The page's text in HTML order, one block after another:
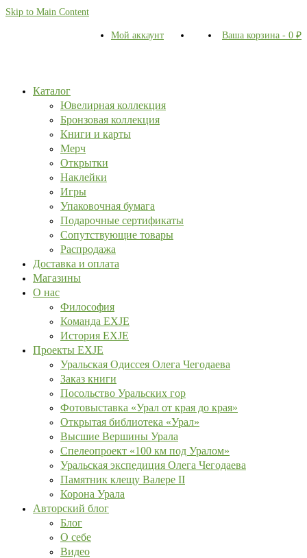
Skip to Main Content
Мой аккаунт Ваша корзина - 0 ₽
Каталог
Ювелирная коллекция
Бронзовая коллекция
Книги и карты
Мерч
Открытки
Наклейки
Игры
Упаковочная бумага
Подарочные сертификаты
Сопутствующие товары
Распродажа
Доставка и оплата
Магазины
О нас
Философия
Команда EXJE
История EXJE
Проекты EXJE
Уральская Одиссея Олега Чегодаева
Заказ книги
Посольство Уральских гор
Фотовыставка «Урал от края до края»
Открытая библиотека «Урал»
Высшие Вершины Урала
Спелеопроект «100 км под Уралом»
Уральская экспедиция Олега Чегодаева
Памятник клещу Валере II
Корона Урала
Авторский блог
Блог
О себе
Видео